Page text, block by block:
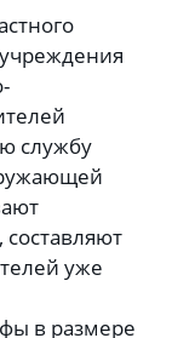
службу
уже
в размере